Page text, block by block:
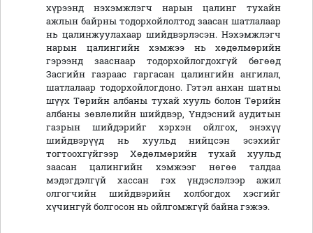
хүрээнд нэхэмжлэгч нарын цалинг тухайн
ажлын байрны тодорхойлолтод заасан шатлалаар
нь цалинжуулахаар шийдвэрлэсэн. Нэхэмжлэгч
нарын цалингийн хэмжээ нь хөдөлмөрийн
гэрээнд зааснаар тодорхойлогдохгүй бөгөөд
Засгийн газраас гаргасан цалингийн ангилал,
шатлалаар тодорхойлогдоно. Гэтэл анхан шатны
шүүх Төрийн албаны тухай хууль болон Төрийн
албаны зөвлөлийн шийдвэр, Үндэсний аудитын
газрын шийдэрийг хэрхэн ойлгох, энэхүү
шийдвэрүүд нь хуульд нийцсэн эсэхийг
тогтоохгүйгээр Хөдөлмөрийн тухай хуульд
заасан цалингийн хэмжээг нөгөө талдаа
мэдэгдэлгүй хассан гэх үндэслэлээр ажил
олгогчийн шийдвэрийн холбогдох хэсгийг
хүчингүй болгосон нь ойлгомжгүй байна гэжээ.